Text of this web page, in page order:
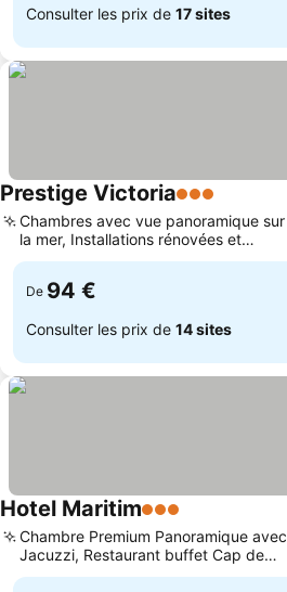
Consulter les prix de 17 sites
Prestige Victoria3 Étoiles
Chambres avec vue panoramique sur
la mer, Installations rénovées et
modernes
De 94 €
Consulter les prix de 14 sites
Hotel Maritim3 Étoiles
Chambre Premium Panoramique avec
Jacuzzi, Restaurant buffet Cap de
Creus